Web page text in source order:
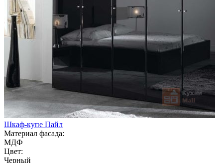
Шкаф-купе Пайл
Материал фасада:
МДФ
Цвет:
Черный